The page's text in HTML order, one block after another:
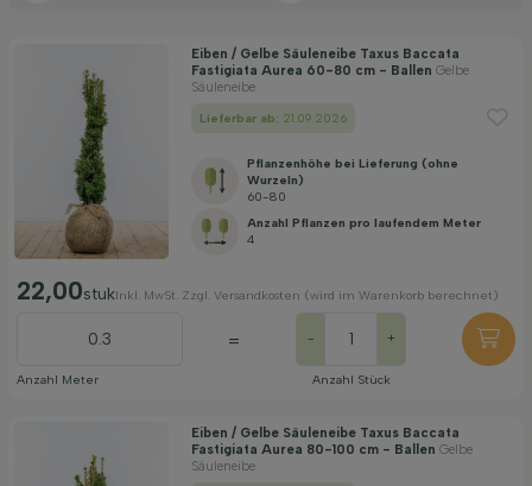
Filter anwenden
Eiben / Gelbe Säuleneibe Taxus Baccata
Fastigiata Aurea 60-80 cm - Ballen Gelbe
Säuleneibe
Lieferbar ab: 21.09.2026
Pflanzenhöhe bei Lieferung (ohne
Wurzeln)
60-80
Anzahl Pflanzen pro laufendem Meter
4
22,00stukInkl. MwSt. Zzgl. Versandkosten (wird im Warenkorb berechnet)
Anzahl Meter
= - +
Anzahl Stück
Eiben / Gelbe Säuleneibe Taxus Baccata
Fastigiata Aurea 80-100 cm - Ballen Gelbe
Säuleneibe